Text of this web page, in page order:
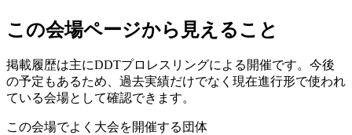
この会場ページから見えること
掲載履歴は主にDDTプロレスリングによる開催です。今後
の予定もあるため、過去実績だけでなく現在進行形で使われ
ている会場として確認できます。
この会場でよく大会を開催する団体